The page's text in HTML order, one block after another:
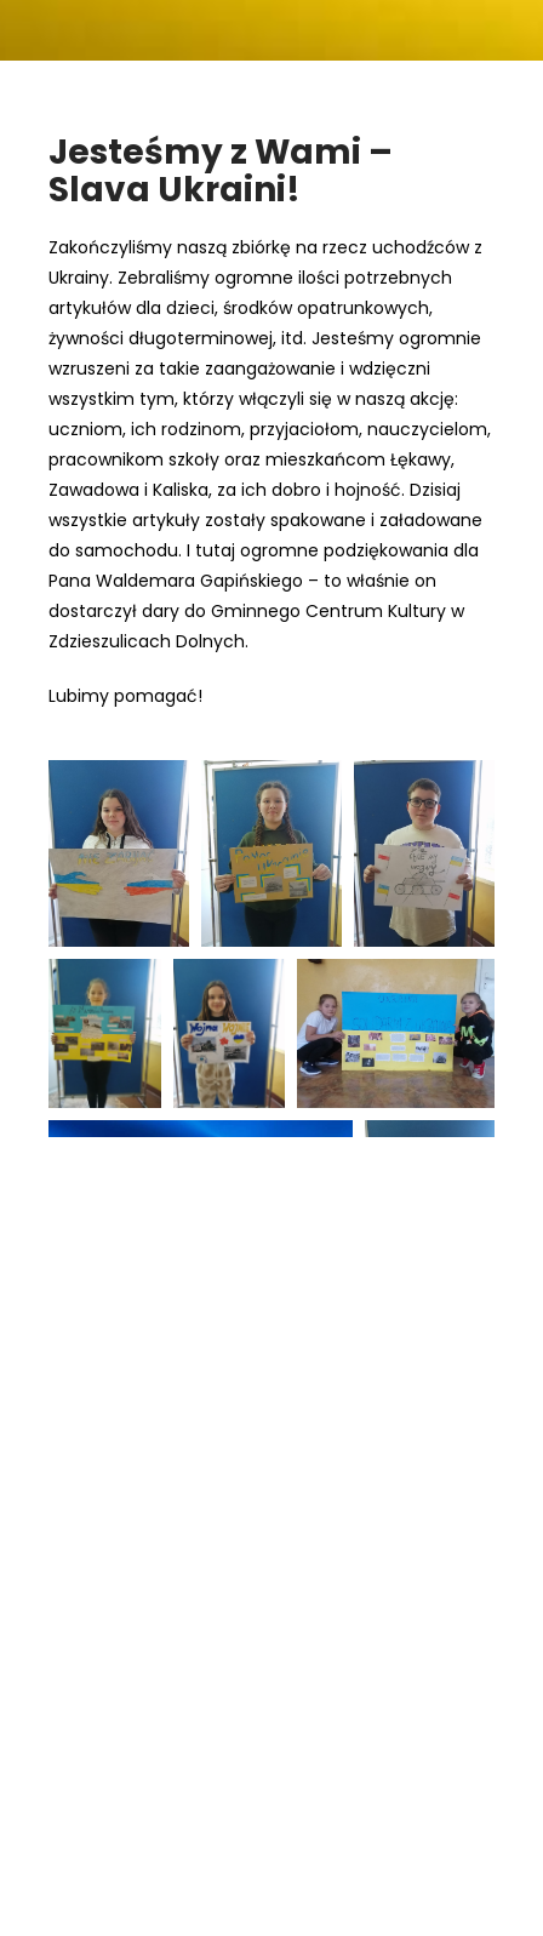
Jesteśmy z Wami –
Slava Ukraini!
Zakończyliśmy naszą zbiórkę na rzecz uchodźców z
Ukrainy. Zebraliśmy ogromne ilości potrzebnych
artykułów dla dzieci, środków opatrunkowych,
żywności długoterminowej, itd. Jesteśmy ogromnie
wzruszeni za takie zaangażowanie i wdzięczni
wszystkim tym, którzy włączyli się w naszą akcję:
uczniom, ich rodzinom, przyjaciołom, nauczycielom,
pracownikom szkoły oraz mieszkańcom Łękawy,
Zawadowa i Kaliska, za ich dobro i hojność. Dzisiaj
wszystkie artykuły zostały spakowane i załadowane
do samochodu. I tutaj ogromne podziękowania dla
Pana Waldemara Gapińskiego – to właśnie on
dostarczył dary do Gminnego Centrum Kultury w
Zdzieszulicach Dolnych.
Lubimy pomagać!